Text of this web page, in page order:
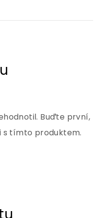
Buďte první,
s tímto produktem.